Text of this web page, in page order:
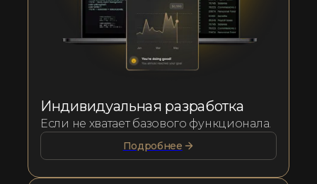
Индивидуальная разработка
Если не хватает базового функционала.
Подробнее